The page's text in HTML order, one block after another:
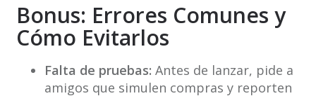
Bonus: Errores Comunes y
Cómo Evitarlos
Falta de pruebas: Antes de lanzar, pide a
amigos que simulen compras y reporten